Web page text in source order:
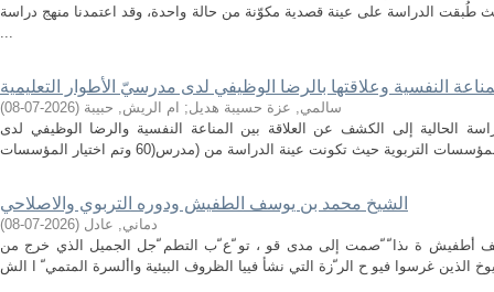
طُبقت الدراسة على عينة قصدية مكوّنة من حالة واحدة، وقد اعتمدنا منهج دراسة
...
النفسية وعلاقتها بالرضا الوظيفي لدى مدرسيّ الأطوار التعليمية
سالمي, عزة حسيبة هديل; ام الريش, حبيبة (
2026-07-08
)
الحالية إلى الكشف عن العلاقة بين المناعة النفسية والرضا الوظيفي لدى
الشيخ محمد بن يوسف الطفيش ودوره التربوي والاصلاحي
دماني, عادل (
2026-07-08
)
أطفيش ة ىذا ّ ّصمت إلى مدى قو ، تو ّع ّب التطم ّجل الجميل الذي خرج من